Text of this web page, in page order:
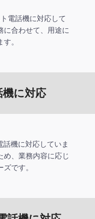
電話機に対応して
に合わせて、用途に
。
に対応
機に対応していま
め、業務内容に応じ
です。